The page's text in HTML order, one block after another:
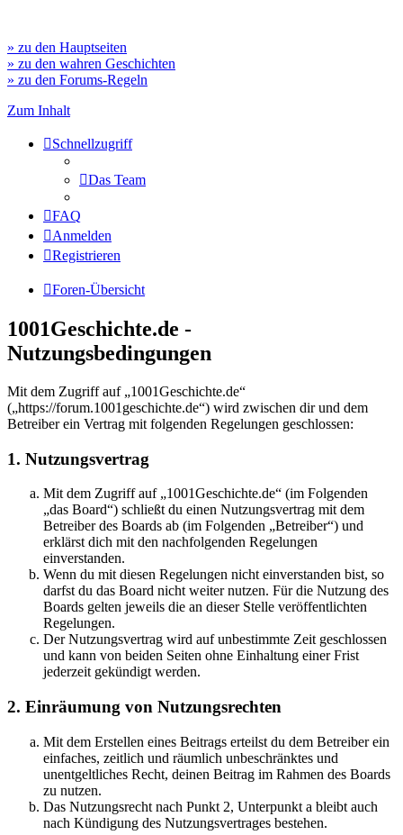
» zu den Hauptseiten
» zu den wahren Geschichten
» zu den Forums-Regeln
Zum Inhalt
Schnellzugriff
Das Team
FAQ
Anmelden
Registrieren
Foren-Übersicht
1001Geschichte.de -
Nutzungsbedingungen
Mit dem Zugriff auf „1001Geschichte.de“
(„https://forum.1001geschichte.de“) wird zwischen dir und dem
Betreiber ein Vertrag mit folgenden Regelungen geschlossen:
1. Nutzungsvertrag
Mit dem Zugriff auf „1001Geschichte.de“ (im Folgenden
„das Board“) schließt du einen Nutzungsvertrag mit dem
Betreiber des Boards ab (im Folgenden „Betreiber“) und
erklärst dich mit den nachfolgenden Regelungen
einverstanden.
Wenn du mit diesen Regelungen nicht einverstanden bist, so
darfst du das Board nicht weiter nutzen. Für die Nutzung des
Boards gelten jeweils die an dieser Stelle veröffentlichten
Regelungen.
Der Nutzungsvertrag wird auf unbestimmte Zeit geschlossen
und kann von beiden Seiten ohne Einhaltung einer Frist
jederzeit gekündigt werden.
2. Einräumung von Nutzungsrechten
Mit dem Erstellen eines Beitrags erteilst du dem Betreiber ein
einfaches, zeitlich und räumlich unbeschränktes und
unentgeltliches Recht, deinen Beitrag im Rahmen des Boards
zu nutzen.
Das Nutzungsrecht nach Punkt 2, Unterpunkt a bleibt auch
nach Kündigung des Nutzungsvertrages bestehen.